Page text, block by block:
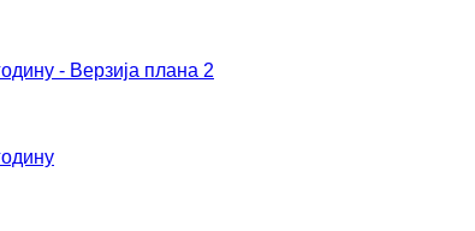
- Верзија плана 2